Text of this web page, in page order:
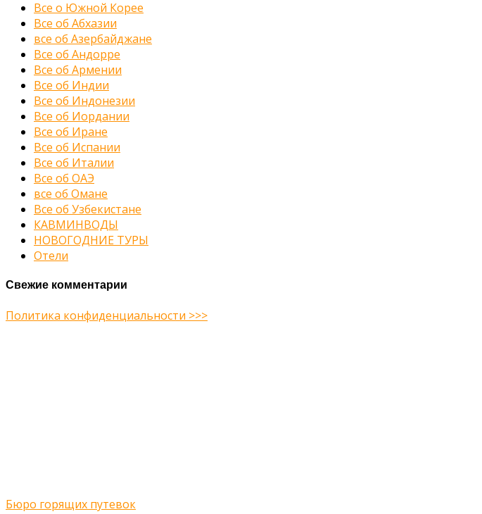
Все о Южной Корее
Все об Абхазии
все об Азербайджане
Все об Андорре
Все об Армении
Все об Индии
Все об Индонезии
Все об Иордании
Все об Иране
Все об Испании
Все об Италии
Все об ОАЭ
все об Омане
Все об Узбекистане
КАВМИНВОДЫ
НОВОГОДНИЕ ТУРЫ
Отели
Свежие комментарии
Политика конфиденциальности >>>
Бюро горящих путевок